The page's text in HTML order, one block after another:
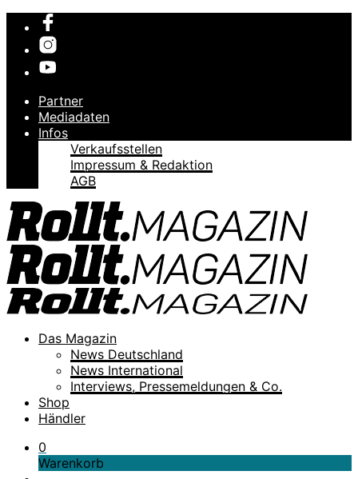
Partner
Mediadaten
Infos
Verkaufsstellen
Impressum & Redaktion
AGB
Das Magazin
News Deutschland
News International
Interviews, Pressemeldungen & Co.
Shop
Händler
0
Warenkorb